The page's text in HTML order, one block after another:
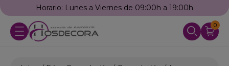
Horario: Lunes a Viernes de 09:00h a 19:00h
0